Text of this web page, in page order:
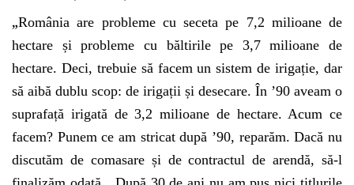
„România are probleme cu seceta pe 7,2 milioane de
hectare și probleme cu băltirile pe 3,7 milioane de
hectare. Deci, trebuie să facem un sistem de irigație, dar
să aibă dublu scop: de irigații și desecare. În ’90 aveam o
suprafață irigată de 3,2 milioane de hectare. Acum ce
facem? Punem ce am stricat după ’90, reparăm. Dacă nu
discutăm de comasare și de contractul de arendă, să-l